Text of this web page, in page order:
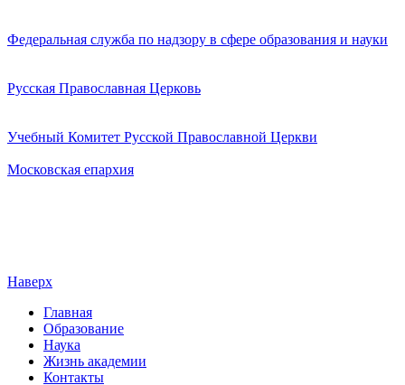
Федеральная служба по надзору в сфере образования и науки
Русская Православная Церковь
Учебный Комитет Русской Православной Церкви
Московская епархия
Наверх
Главная
Образование
Наука
Жизнь академии
Контакты